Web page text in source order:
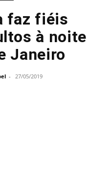
faz fiéis
à noite
Janeiro
- 27/05/2019